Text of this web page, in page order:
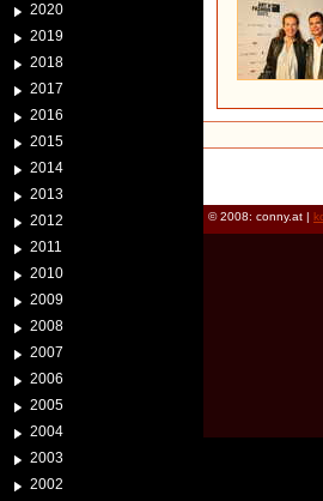
2020
2019
2018
2017
2016
2015
2014
2013
2012
2011
2010
2009
2008
2007
2006
2005
2004
2003
2002
© 2008: conny.at |